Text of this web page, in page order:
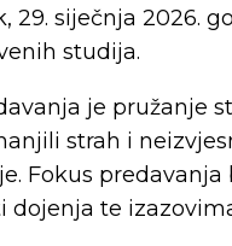
29. siječnja 2026.
studija.
je pružanje
strah i
Fokus
dojenja te